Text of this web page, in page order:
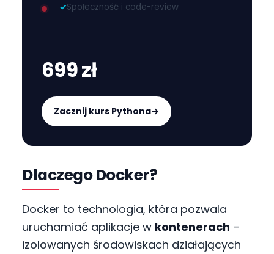
✓Społeczność i code-review
699 zł
Zacznij kurs Pythona→
Dlaczego Docker?
Docker to technologia, która pozwala
uruchamiać aplikacje w kontenerach –
izolowanych środowiskach działających